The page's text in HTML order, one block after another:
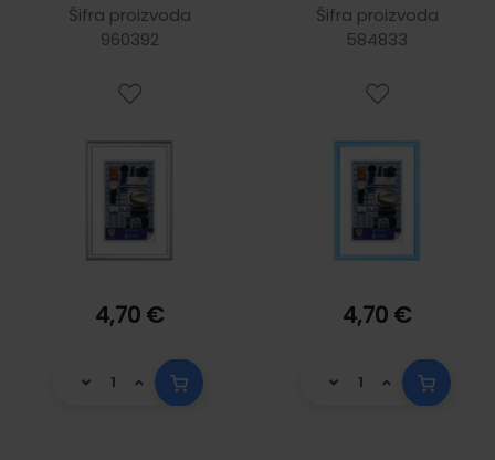
Šifra proizvoda
960392
4,70 €
plavi
Šifra proizvoda
584833
4,70 €